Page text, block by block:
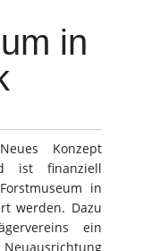
in
Konzept
ist finanziell
in
werden. Dazu
ein